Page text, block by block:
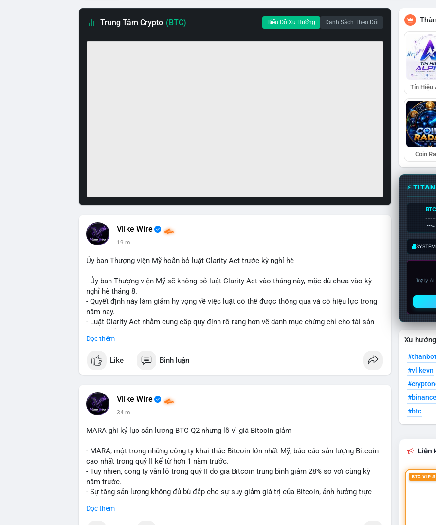
Trung Tâm Crypto (BTC) Biểu Đồ Xu Hướng Danh Sách Theo Dõi
Vlike Wire
19 m
Ủy ban Thượng viện Mỹ hoãn bỏ luật Clarity Act trước kỳ nghỉ hè
- Ủy ban Thượng viện Mỹ sẽ không bỏ luật Clarity Act vào tháng này, mặc dù chưa vào kỳ
nghỉ hè tháng 8.
- Quyết định này làm giảm hy vọng về việc luật có thể được thông qua và có hiệu lực trong
năm nay.
- Luật Clarity Act nhằm cung cấp quy định rõ ràng hơn về danh mục chứng chỉ cho tài sản
- Sự trì hoãn có thể ảnh hưởng đến sự tin tưởng của nhà đầu tư và phát triển thị trường
$btc $eth
#vlikevn
📰 Nguồn: CoinDesk
Đọc thêm
Like Bình luận
Vlike Wire
34 m
MARA ghi kỷ lục sản lượng BTC Q2 nhưng lỗ vì giá Bitcoin giảm
- MARA, một trong những công ty khai thác Bitcoin lớn nhất Mỹ, báo cáo sản lượng Bitcoin
cao nhất trong quý II kể từ hơn 1 năm trước.
- Tuy nhiên, công ty vẫn lỗ trong quý II do giá Bitcoin trung bình giảm 28% so với cùng kỳ
năm trước.
- Sự tăng sản lượng không đủ bù đắp cho sự suy giảm giá trị của Bitcoin, ảnh hưởng trực
Đọc thêm
Tín Hiệu
Coin
⚡
BTC
--%
Trợ lý
Xu
#titanbot
#vlikevn
#btc
Liên
BTC VIP